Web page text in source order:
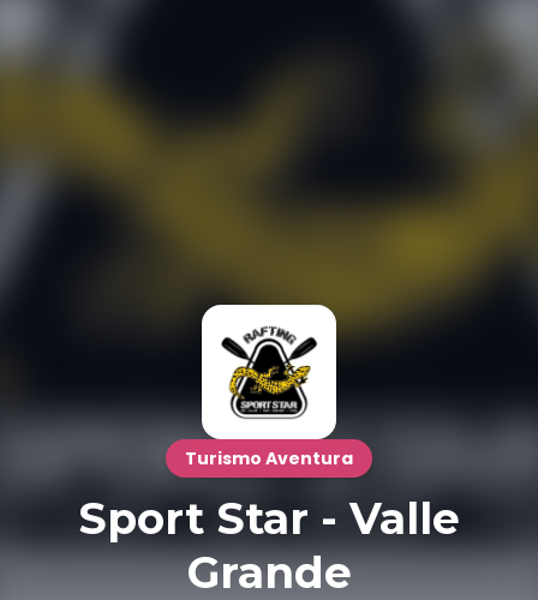
Turismo Aventura
Sport Star - Valle
Grande